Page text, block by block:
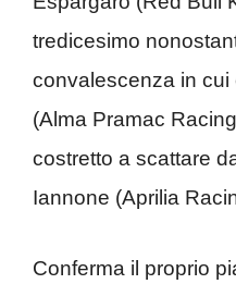
tredicesimo
convalescenza in cui
(Alma Pramac
costretto a scattare
Iannone (Aprilia
Conferma il proprio